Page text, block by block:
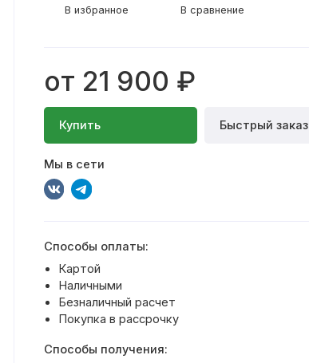
от 21 900 ₽
Купить Быстрый заказ
Мы в сети
В избранное В сравнение
Способы оплаты:
Картой
Наличными
Безналичный расчет
Покупка в рассрочку
Способы получения: